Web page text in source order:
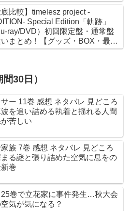
底比較】timelesz project -
Special Edition「軌跡」
ray/DVD）初回限定盤・通常盤
まとめ！【グッズ・BOX・最安
30日）
ー 11巻 感想 ネタバレ 見どころ
波を追い詰める執着と揺れる人間
苦しい
族 7巻 感想 ネタバレ 見どころ
まる謎と張り詰めた空気に息をの
巻
25巻で立花家に事件発生…秋大会
気が気になる？